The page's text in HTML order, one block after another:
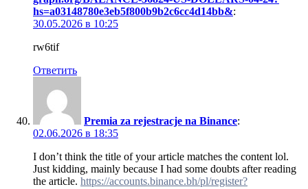
hs=a03148780e3eb5f800b9b2c6cc4d14bb&:
30.05.2026 в 10:25
rw6tif
Ответить
Premia za rejestracje na Binance:
02.06.2026 в 18:35
I don’t think the title of your article matches the content lol.
Just kidding, mainly because I had some doubts after reading
the article. https://accounts.binance.bh/pl/register?